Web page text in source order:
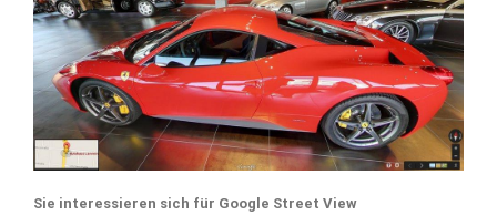
Sie interessieren sich für Google Street View